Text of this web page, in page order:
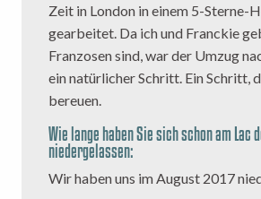
Zeit in London in einem 5-Sterne-
gearbeitet. Da ich und Franckie
Franzosen sind, war der Umzug
ein natürlicher Schritt. Ein Schritt,
bereuen.
Wie lange haben Sie sich schon am Lac
niedergelassen:
Wir haben uns im August 2017